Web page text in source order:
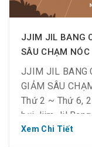
JJIM JIL BANG
SÂU CHẠM NÓC
JJIM JIL BANG
GIẢM SÂU
Thứ 2 ~ Thứ 6,
hơi Jjim Jil
xông hơi Jjim Jil
Xem Chi Tiết